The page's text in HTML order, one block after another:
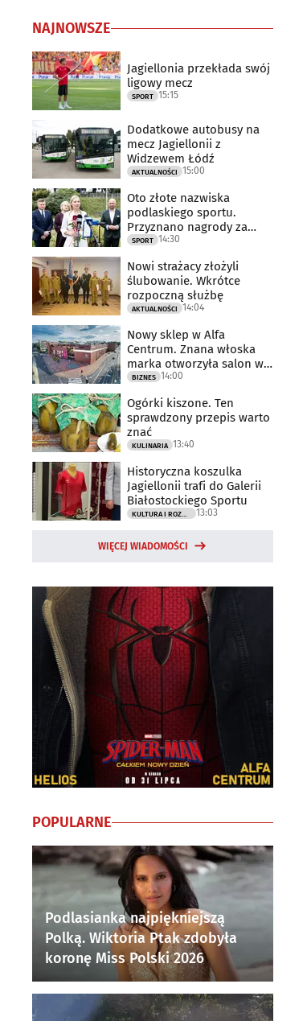
NAJNOWSZE
Jagiellonia przekłada swój
ligowy mecz
SPORT 15:15
Dodatkowe autobusy na
mecz Jagiellonii z
Widzewem Łódź
AKTUALNOŚCI 15:00
Oto złote nazwiska
podlaskiego sportu.
Przyznano nagrody za
2025 rok
SPORT 14:30
Nowi strażacy złożyli
ślubowanie. Wkrótce
rozpoczną służbę
AKTUALNOŚCI 14:04
Nowy sklep w Alfa
Centrum. Znana włoska
marka otworzyła salon w
Białymstoku
BIZNES 14:00
Ogórki kiszone. Ten
sprawdzony przepis warto
znać
KULINARIA 13:40
Historyczna koszulka
Jagiellonii trafi do Galerii
Białostockiego Sportu
13:03
WIĘCEJ WIADOMOŚCI
POPULARNE
Podlasianka najpiękniejszą
Polką. Wiktoria Ptak zdobyła
koronę Miss Polski 2026